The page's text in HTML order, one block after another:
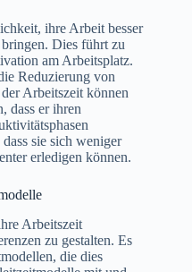
ihre Arbeit besser
Dies führt zu
am Arbeitsplatz.
Reduzierung von
Arbeitszeit können
dass er ihren
sie sich weniger
erledigen können.
Arbeitszeit
zu gestalten. Es
die dies